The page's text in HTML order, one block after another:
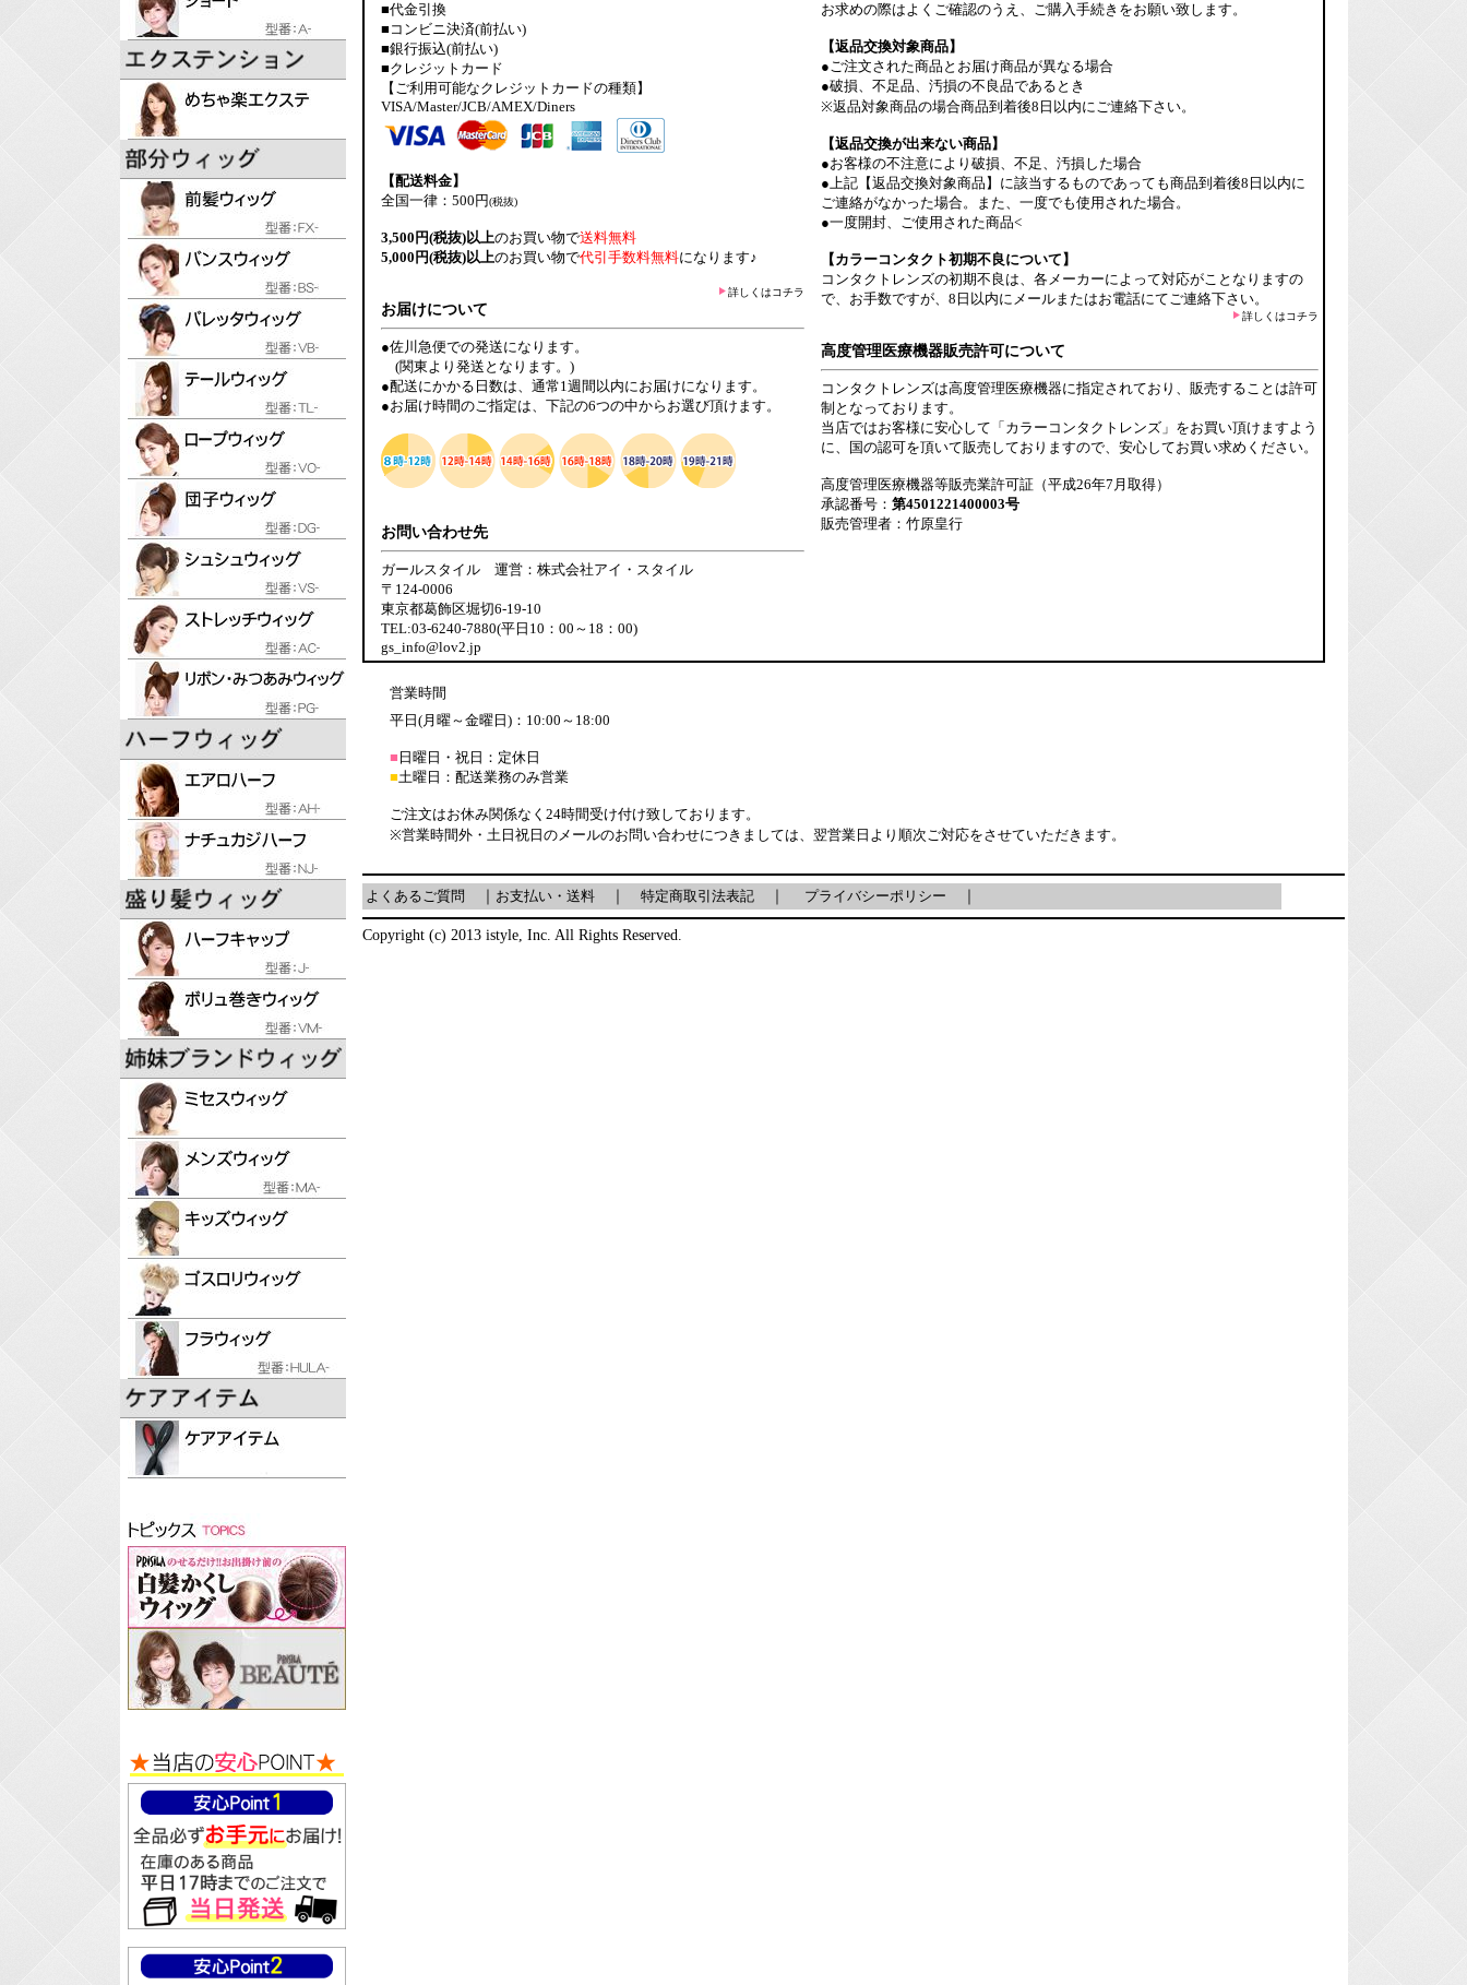
■代金引換
■コンビニ決済(前払い)
■銀行振込(前払い)
■クレジットカード
【ご利用可能なクレジットカードの種類】
VISA/Master/JCB/AMEX/Diners
【配送料金】
全国一律：500円(税抜)
3,500円(税抜)以上のお買い物で送料無料
5,000円(税抜)以上のお買い物で代引手数料無料になります♪
詳しくはコチラ
お届けについて
●佐川急便での発送になります。
(関東より発送となります。)
●配送にかかる日数は、通常1週間以内にお届けになります。
●お届け時間のご指定は、下記の6つの中からお選び頂けます。
お問い合わせ先
ガールスタイル 運営：株式会社アイ・スタイル
〒124-0006
東京都葛飾区堀切6-19-10
TEL:03-6240-7880(平日10：00～18：00)
gs_info@lov2.jp
お求めの際はよくご確認のうえ、ご購入手続きをお願い致します。
【返品交換対象商品】
●ご注文された商品とお届け商品が異なる場合
●破損、不足品、汚損の不良品であるとき
※返品対象商品の場合商品到着後8日以内にご連絡下さい。
【返品交換が出来ない商品】
●お客様の不注意により破損、不足、汚損した場合
●上記【返品交換対象商品】に該当するものであっても商品到着後8日以内に
ご連絡がなかった場合。また、一度でも使用された場合。
●一度開封、ご使用された商品<
【カラーコンタクト初期不良について】
コンタクトレンズの初期不良は、各メーカーによって対応がことなりますの
で、お手数ですが、8日以内にメールまたはお電話にてご連絡下さい。
詳しくはコチラ
高度管理医療機器販売許可について
コンタクトレンズは高度管理医療機器に指定されており、販売することは許可
制となっております。
当店ではお客様に安心して「カラーコンタクトレンズ」をお買い頂けますよう
に、国の認可を頂いて販売しておりますので、安心してお買い求めください。
高度管理医療機器等販売業許可証（平成26年7月取得）
承認番号： 第4501221400003号
販売管理者：竹原皇行
営業時間
平日(月曜～金曜日)：10:00～18:00
■ 日曜日・祝日：定休日
■土曜日：配送業務のみ営業
ご注文はお休み関係なく24時間受け付け致しております。
※営業時間外・土日祝日のメールのお問い合わせにつきましては、翌営業日より順次ご対応をさせていただきます。
よくあるご質問 お支払い・送料｜ 特定商取引法表記｜ プライバシーポリシー
Copyright (c) 2013 istyle, Inc. All Rights Reserved.